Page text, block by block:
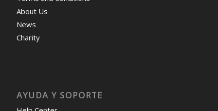
About Us
News
Charity
AYUDA Y SOPORTE